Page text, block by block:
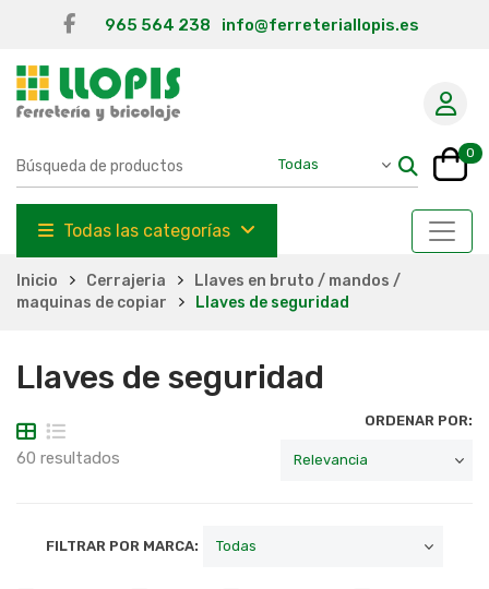
965 564 238 info@ferreteriallopis.es
0
Todas las categorías
Inicio Cerrajeria
Llaves en bruto / mandos /
maquinas de copiar
Llaves de seguridad
Llaves de seguridad
60 resultados
ORDENAR POR:
FILTRAR POR MARCA: